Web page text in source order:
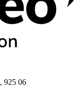
925 06